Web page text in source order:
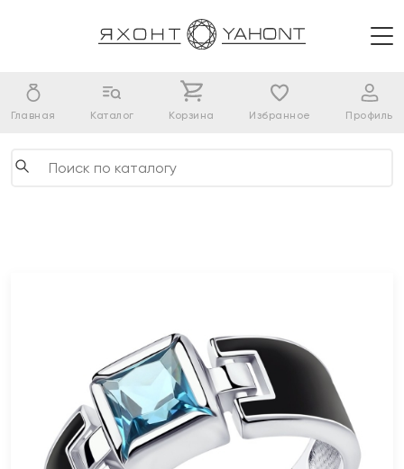
Главная Каталог Корзина Избранное Профиль